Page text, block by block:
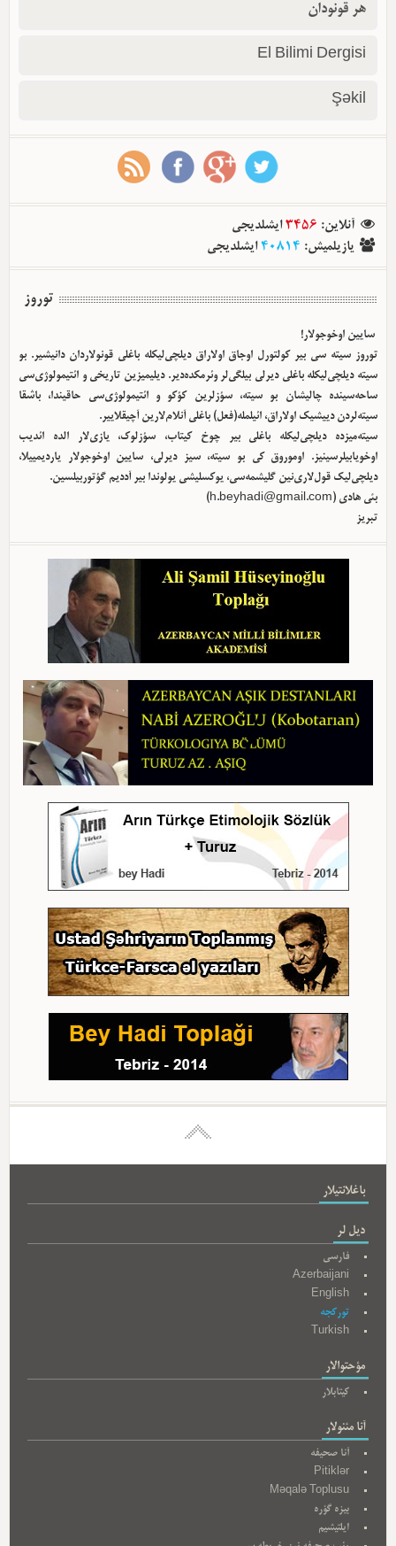
هر قونودان
El Bilimi Dergisi
Şəkil
آنلاین:
3456ایشلدیجی
یازیلمیش:
40814ایشلدیجی
توروز
سایین اوخوجولار!
توروز سیته سی بیر کولتورل اوجاق اولا‌راق دیلچی‌لیکله باغلی قونولاردان دانیشیر. بو
سیته دیلچی‌لیکله باغلی دیرلی بیلگی‌لر وئرمکده‌دیر. دیلیمیزین تاریخی و ائتیمولوژی‌سی
ساحه‌سینده چالیشان بو سیته، سؤزلرین کؤکو و ائتیمولوژی‌سی حاقیندا، باشقا
سیته‌لردن دییشیک اولا‌راق، ائیلمله(فعل) باغلی آنلام‌لارین آچیقلاییر.
سیته‌میزده دیلچی‌لیکله باغلی بیر چوخ کیتاب، سؤزلوک، یازی‌لار الده ائدیب
اوخویابیلرسینیز. اوموروق کی بو سیته، سیز دیرلی، سایین اوخوجولار یاردیمییلا،
دیلچی‌لیک قول‌لاری‌نین گلیشمه‌سی، یوکسلیشی یولوندا بیر آددیم گؤتوربیلسین.
بئی هادی (h.beyhadi@gmail.com
)
تبریز
باغلانتیلار
دیل لر
فارسی
Azerbaijani
English
تورکجه
Turkish
مؤحتوالار
کیتابلار
آنا مئنولار
آنا صحیفه
Pitiklər
Məqalə Toplusu
بیزه گؤره
ایلتیشیم